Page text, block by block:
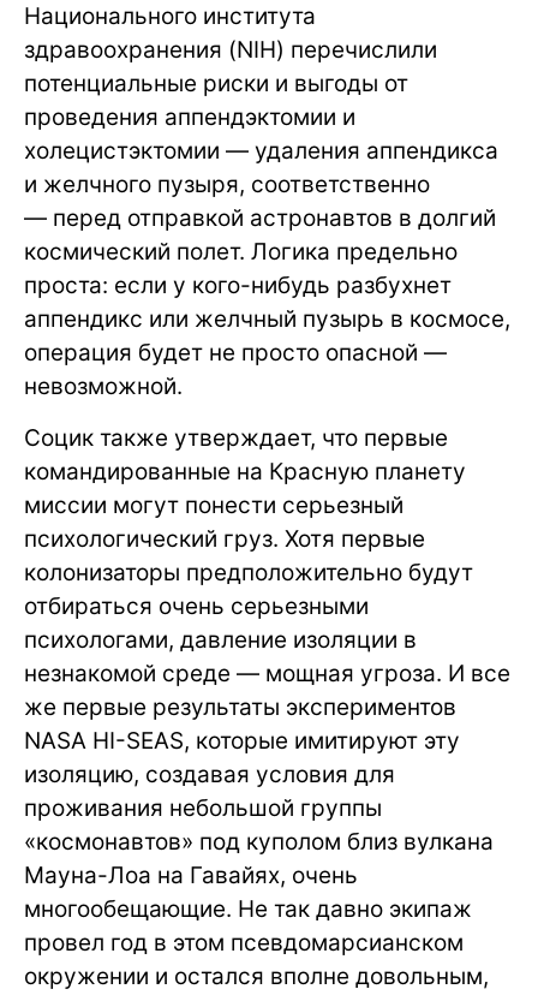
Национального института
здравоохранения (NIH) перечислили
потенциальные риски и выгоды от
проведения аппендэктомии и
холецистэктомии — удаления аппендикса
и желчного пузыря, соответственно
— перед отправкой астронавтов в долгий
космический полет. Логика предельно
проста: если у кого-нибудь разбухнет
аппендикс или желчный пузырь в космосе,
операция будет не просто опасной —
невозможной.
Социк также утверждает, что первые
командированные на Красную планету
миссии могут понести серьезный
психологический груз. Хотя первые
колонизаторы предположительно будут
отбираться очень серьезными
психологами, давление изоляции в
незнакомой среде — мощная угроза. И все
же первые результаты экспериментов
NASA HI-SEAS, которые имитируют эту
изоляцию, создавая условия для
проживания небольшой группы
«космонавтов» под куполом близ вулкана
Мауна-Лоа на Гавайях, очень
многообещающие. Не так давно экипаж
провел год в этом псевдомарсианском
окружении и остался вполне довольным,